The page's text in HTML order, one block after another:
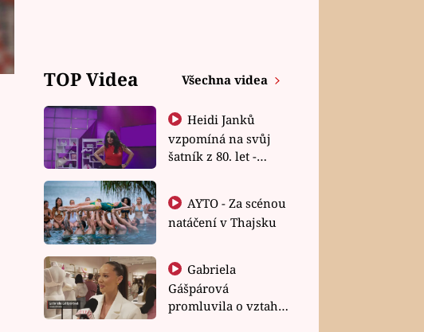
TOP Videa Všechna videa
Heidi Janků
vzpomíná na svůj
šatník z 80. let -
natáčení v Thajsku
Gabriela
Gášpárová
promluvila o vztahu